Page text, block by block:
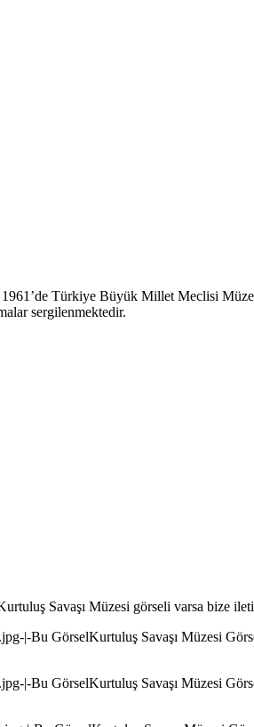
Türkiye Büyük Millet Meclisi
sergilenmektedir.
Savaşı Müzesi görseli varsa bize
|-Bu GörselKurtuluş Savaşı Müzesi
|-Bu GörselKurtuluş Savaşı Müzesi